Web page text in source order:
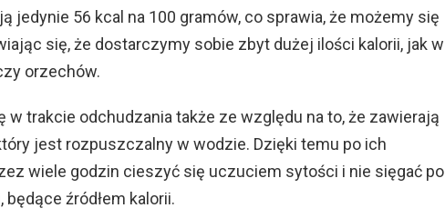
jedynie 56 kcal na 100 gramów, co sprawia, że możemy się
się, że dostarczymy sobie zbyt dużej ilości kalorii, jak w
orzechów.
w trakcie odchudzania także ze względu na to, że zawierają
jest rozpuszczalny w wodzie. Dzięki temu po ich
wiele godzin cieszyć się uczuciem sytości i nie sięgać po
źródłem kalorii.